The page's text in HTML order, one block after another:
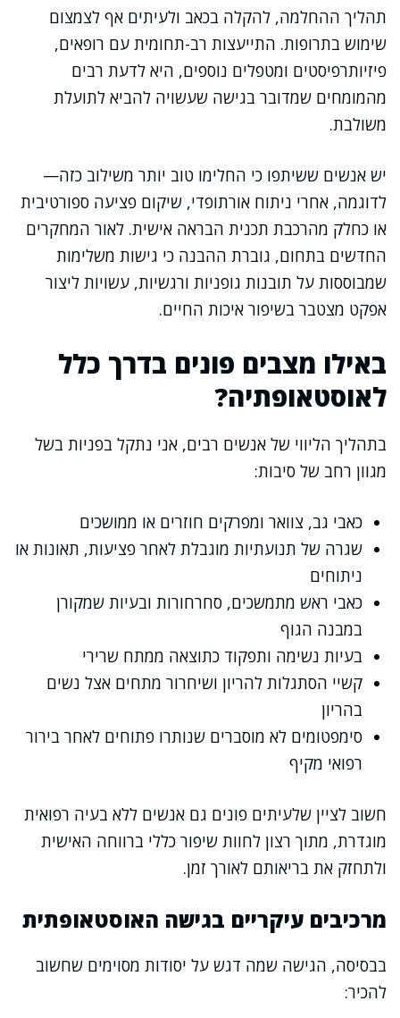
תהליך ההחלמה, להקלה בכאב ולעיתים אף לצמצום
שימוש בתרופות. התייעצות רב-תחומית עם רופאים,
פיזיותרפיסטים ומטפלים נוספים, היא לדעת רבים
מהמומחים שמדובר בגישה שעשויה להביא לתועלת
משולבת.
יש אנשים ששיתפו כי החלימו טוב יותר משילוב כזה—
לדוגמה, אחרי ניתוח אורתופדי, שיקום פציעה ספורטיבית
או כחלק מהרכבת תכנית הבראה אישית. לאור המחקרים
החדשים בתחום, גוברת ההבנה כי גישות משלימות
שמבוססות על תובנות גופניות ורגשיות, עשויות ליצור
אפקט מצטבר בשיפור איכות החיים.
באילו מצבים פונים בדרך כלל
לאוסטאופתיה?
בתהליך הליווי של אנשים רבים, אני נתקל בפניות בשל
מגוון רחב של סיבות:
כאבי גב, צוואר ומפרקים חוזרים או ממושכים
שגרה של תנועתיות מוגבלת לאחר פציעות, תאונות או
ניתוחים
כאבי ראש מתמשכים, סחרחורות ובעיות שמקורן
במבנה הגוף
בעיות נשימה ותפקוד כתוצאה ממתח שרירי
קשיי הסתגלות להריון ושיחרור מתחים אצל נשים
בהריון
סימפטומים לא מוסברים שנותרו פתוחים לאחר בירור
רפואי מקיף
חשוב לציין שלעיתים פונים גם אנשים ללא בעיה רפואית
מוגדרת, מתוך רצון לחוות שיפור כללי ברווחה האישית
ולתחזק את בריאותם לאורך זמן.
מרכיבים עיקריים בגישה האוסטאופתית
בבסיסה, הגישה שמה דגש על יסודות מסוימים שחשוב
להכיר: